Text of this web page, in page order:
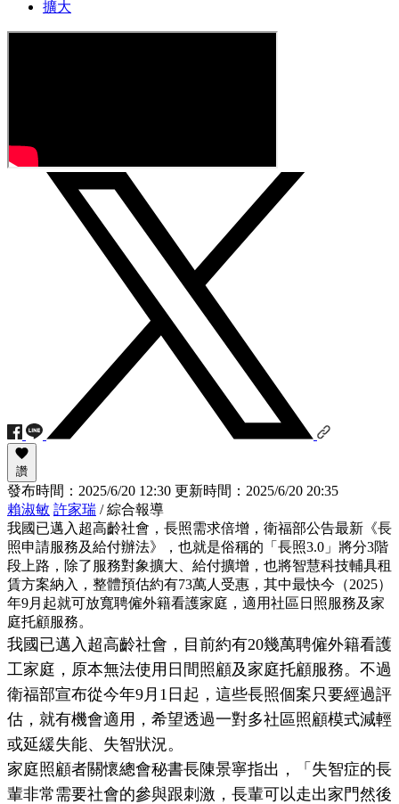
擴大
讚
發布時間： 2025/6/20 12:30 更新時間： 2025/6/20 20:35
賴淑敏 許家瑞 / 綜合報導
我國已邁入超高齡社會，長照需求倍增，衛福部公告最新《長
照申請服務及給付辦法》，也就是俗稱的「長照3.0」將分3階
段上路，除了服務對象擴大、給付擴增，也將智慧科技輔具租
賃方案納入，整體預估約有73萬人受惠，其中最快今（2025）
年9月起就可放寬聘僱外籍看護家庭，適用社區日照服務及家
庭托顧服務。
我國已邁入超高齡社會，目前約有20幾萬聘僱外籍看護
工家庭，原本無法使用日間照顧及家庭托顧服務。不過
衛福部宣布從今年9月1日起，這些長照個案只要經過評
估，就有機會適用，希望透過一對多社區照顧模式減輕
或延緩失能、失智狀況。
家庭照顧者關懷總會秘書長陳景寧指出，「失智症的長
輩非常需要社會的參與跟刺激，長輩可以走出家門然後